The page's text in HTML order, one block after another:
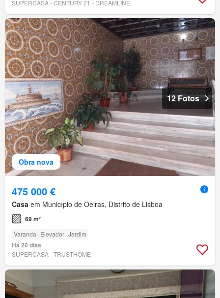
SUPERCASA - CENTURY 21 - DREAMLINE
Obra nova
12 Fotos
475 000 €
Casa em Município de Oeiras, Distrito de Lisboa
69 m²
Varanda Elevador Jardim
Há 20 dias
SUPERCASA - TRUSTHOME